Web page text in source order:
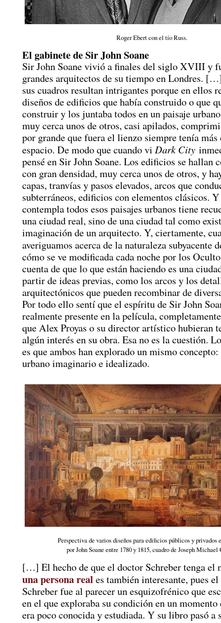
Roger Ebert con el tío Russ.
El gabinete de Sir John Soane
Sir John Soane vivió a finales del siglo XVIII y
grandes arquitectos de su tiempo en Londres.
sus cuadros resultan intrigantes porque en ellos
diseños de edificios que había construido o que
construir y los juntaba todos en un paisaje
muy cerca unos de otros, casi apilados,
por grande que fuera el lienzo siempre tenía más
espacio. De modo que cuando vi Dark City
pensé en Sir John Soane. Los edificios se hallan
con gran densidad, muy cerca unos de otros, y
capas, tranvías y pasos elevados, arcos que
subterráneos, edificios con elementos clásicos.
contempla todos esos paisajes urbanos tiene
una ciudad real, sino de una ciudad tal como
imaginación de un arquitecto. Y, ciertamente,
averiguamos acerca de la naturaleza subyacente
cómo se ve modificada cada noche por los
cuenta de que lo que están haciendo es una
partir de ideas previas, como los arcos y los
arquitectónicos que pueden recombinar de
Por todo ello sentí que el espíritu de Sir John
realmente presente en la película,
que Alex Proyas o su director artístico hubieran
algún interés en su obra. Esa no es la cuestión.
es que ambos han explorado un mismo
urbano imaginario e idealizado.
Perspectiva de varios diseños para edificios públicos y privados
por John Soane entre 1780 y 1815, cuadro de Joseph Michael
[…] El hecho de que el doctor Schreber tenga el
una persona real es también interesante, pues
Schreber fue al parecer un esquizofrénico que
en el que exploraba su condición en un momento
era poco conocida y estudiada. Y su libro pasó a